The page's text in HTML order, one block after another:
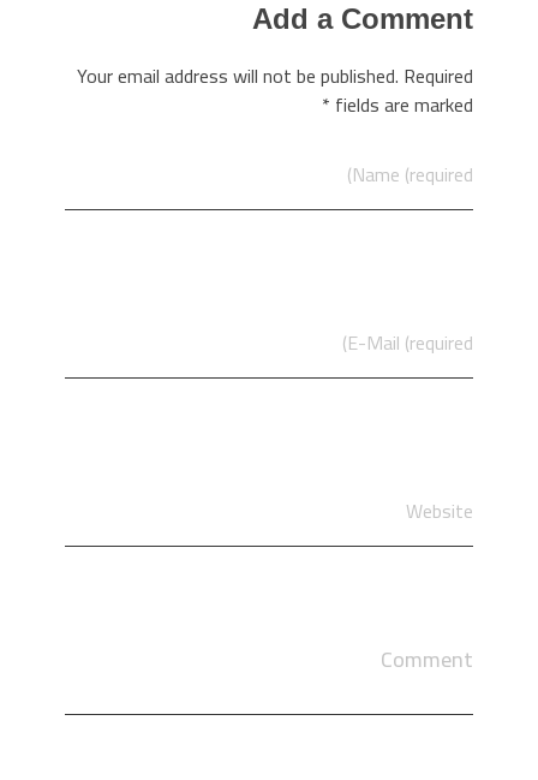
Add a Comment
Your email address will not be published. Required
fields are marked *